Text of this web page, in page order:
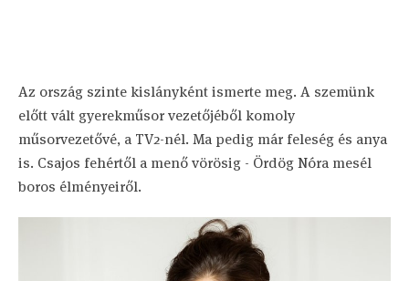
Az ország szinte kislányként ismerte meg. A szemünk
előtt vált gyerekműsor vezetőjéből komoly
műsorvezetővé, a TV2-nél. Ma pedig már feleség és anya
is. Csajos fehértől a menő vörösig - Ördög Nóra mesél
boros élményeiről.